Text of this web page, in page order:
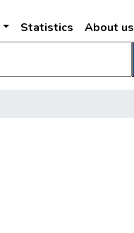
Statistics About us